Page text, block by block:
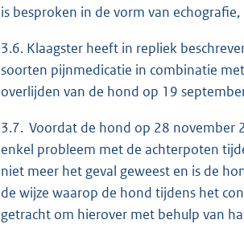
is besproken in de vorm van
3.6. Klaagster heeft in repliek
soorten pijnmedicatie in combinatie
overlijden van de hond op 19
3.7. Voordat de hond op 28 november
enkel probleem met de achterpoten
niet meer het geval geweest en is de
de wijze waarop de hond tijdens het
getracht om hierover met behulp van